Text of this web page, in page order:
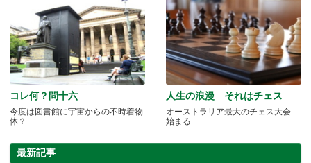
コレ何？問十六
今度は図書館に宇宙からの不時着物
体？
人生の浪漫 それはチェス
オーストラリア最大のチェス大会
始まる
最新記事